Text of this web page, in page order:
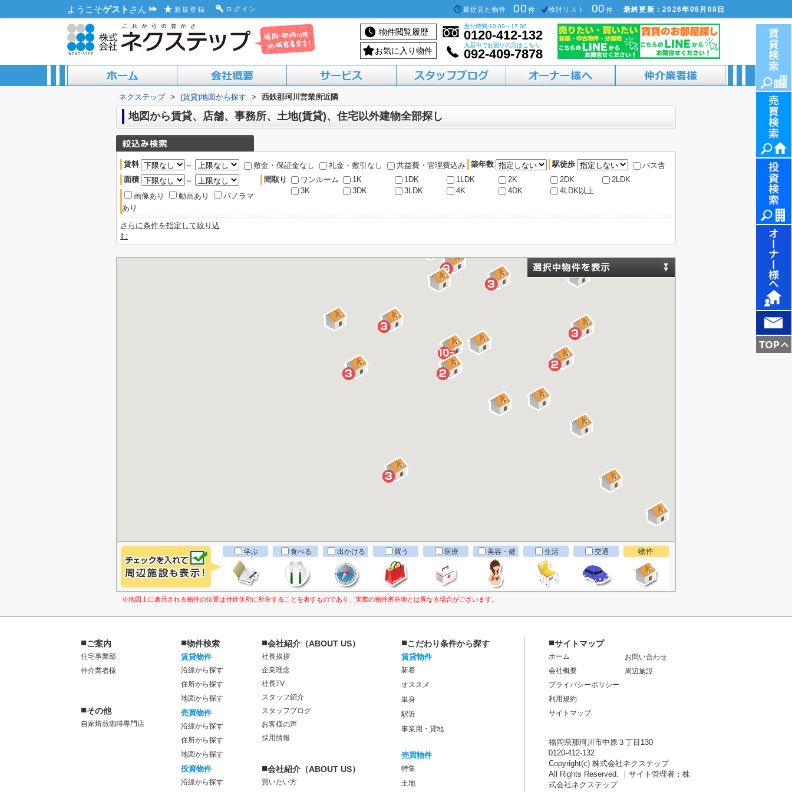
ようこそゲスト さん 新規登録 ログイン 最近見た物件 00 件 検討リスト 00 件 最終更新：2026年08月08日
物件閲覧履歴
受付時間:10:00～17:00
0120-412-132
お気に入り物件
入居中でお困りの方はこちら
092-409-7878
ABOUT US
ACCESS MAP 買いたい方へ
借りたい方へ
売りたい方へ
貸したい方へ
活用したい方へ
ネクステップ > (賃貸)地図から探す > 西鉄那珂川営業所近隣
地図から賃貸、店舗、事務所、土地(賃貸)、住宅以外建物全部探し
賃料 ～ 敷金・保証金なし 礼金・敷引なし 共益費・管理費込み 築年数 駅徒歩
バス含
面積
～
画像あり
動画あり
パノラマ
あり
間取り ワンルーム 1K 1DK 1LDK 2K 2DK
2LDK
3K
3DK 3LDK 4K 4DK 4LDK以上
さらに条件を指定して絞り込
む
学ぶ 食べる 出かける 買う 医療
美容・健
康
生活 交通 物件
※地図上に表示される物件の位置は付近住所に所在することを表すものであり、実際の物件所在地とは異なる場合がございます。
■ご案内
住宅事業部
仲介業者様
■その他
自家焙煎珈琲専門店
■物件検索
賃貸物件
沿線から探す
住所から探す
地図から探す
売買物件
沿線から探す
住所から探す
地図から探す
投資物件
沿線から探す
■会社紹介（ABOUT US）
社長挨拶
企業理念
社長TV
スタッフ紹介
スタッフブログ
お客様の声
採用情報
■会社紹介（ABOUT US）
買いたい方
■こだわり条件から探す
賃貸物件
新着
オススメ
単身
駅近
事業用・貸地
売買物件
特集
土地
■サイトマップ
ホーム
会社概要
プライバシーポリシー
利用規約
サイトマップ
お問い合わせ
周辺施設
福岡県那珂川市中原３丁目130
0120-412-132
Copyright(c) 株式会社ネクステップ
All Rights Reserved. ｜サイト管理者：株
式会社ネクステップ